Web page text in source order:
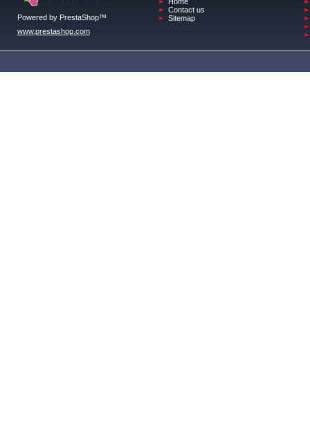
Powered by PrestaShop™
www.prestashop.com
Contact us
Sitemap